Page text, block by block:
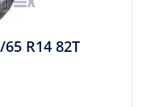
R14 82T